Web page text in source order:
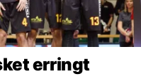
erringt